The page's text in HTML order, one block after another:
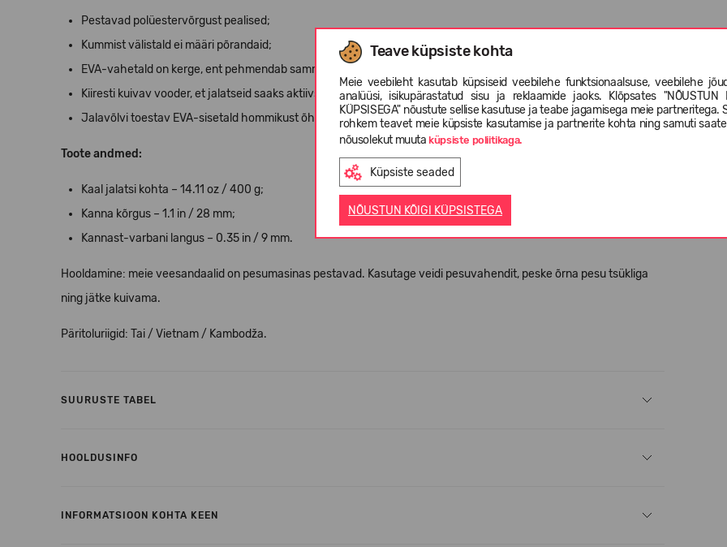
Teave küpsiste kohta
Meie veebileht kasutab küpsiseid veebilehe funktsionaalsuse, veebilehe
analüüsi, isikupärastatud sisu ja reklaamide jaoks. Klõpsates "NÕUSTUN
KÜPSISEGA" nõustute sellise kasutuse ja teabe jagamisega meie partneritega.
rohkem teavet meie küpsiste kasutamise ja partnerite kohta ning samuti
nõusolekut muutaküpsiste poliitikaga.
Küpsiste seaded
NÕUSTUN KÕIGI KÜPSISTEGA
Pestavad polüestervõrgust pealised;
Kummist välistald ei määri põrandaid;
EVA-vahetald on kerge, ent pehmendab sammu tõhusalt;
Kiiresti kuivav vooder, et jalatseid saaks aktiivselt kasutada;
Jalavõlvi toestav EVA-sisetald hommikust õhtuni kestva mugavuse tagamiseks.
Toote andmed:
Kaal jalatsi kohta – 14.11 oz / 400 g;
Kanna kõrgus – 1.1 in / 28 mm;
Kannast-varbani langus – 0.35 in / 9 mm.
Hooldamine: meie veesandaalid on pesumasinas pestavad. Kasutage veidi pesuvahendit, peske õrna pesu tsükliga
ning jätke kuivama.
Päritoluriigid: Tai / Vietnam / Kambodža.
SUURUSTE TABEL
HOOLDUSINFO
INFORMATSIOON KOHTA KEEN